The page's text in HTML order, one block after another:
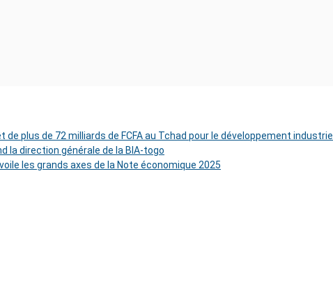
plus de 72 milliards de FCFA au Tchad pour le développement industriel
la direction générale de la BIA-togo
les grands axes de la Note économique 2025